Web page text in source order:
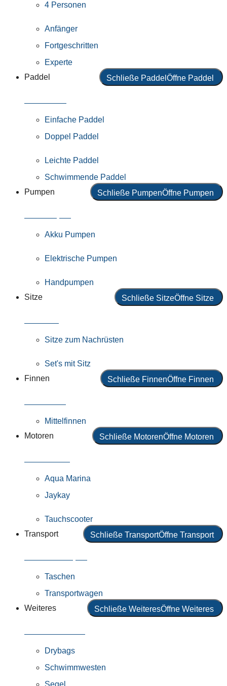
4 Personen
Anfänger
Fortgeschritten
Experte
Paddel
Schließe Paddel Öffne Paddel
Einfache Paddel
Doppel Paddel
Leichte Paddel
Schwimmende Paddel
Pumpen
Schließe PumpenÖffne Pumpen
Akku Pumpen
Elektrische Pumpen
Handpumpen
Sitze
Schließe SitzeÖffne Sitze
Sitze zum Nachrüsten
Set's mit Sitz
Finnen
Schließe FinnenÖffne Finnen
Mittelfinnen
Motoren
Schließe MotorenÖffne Motoren
Aqua Marina
Jaykay
Tauchscooter
Transport
Schließe TransportÖffne Transport
Taschen
Transportwagen
Weiteres
Schließe WeiteresÖffne Weiteres
Drybags
Schwimmwesten
Segel